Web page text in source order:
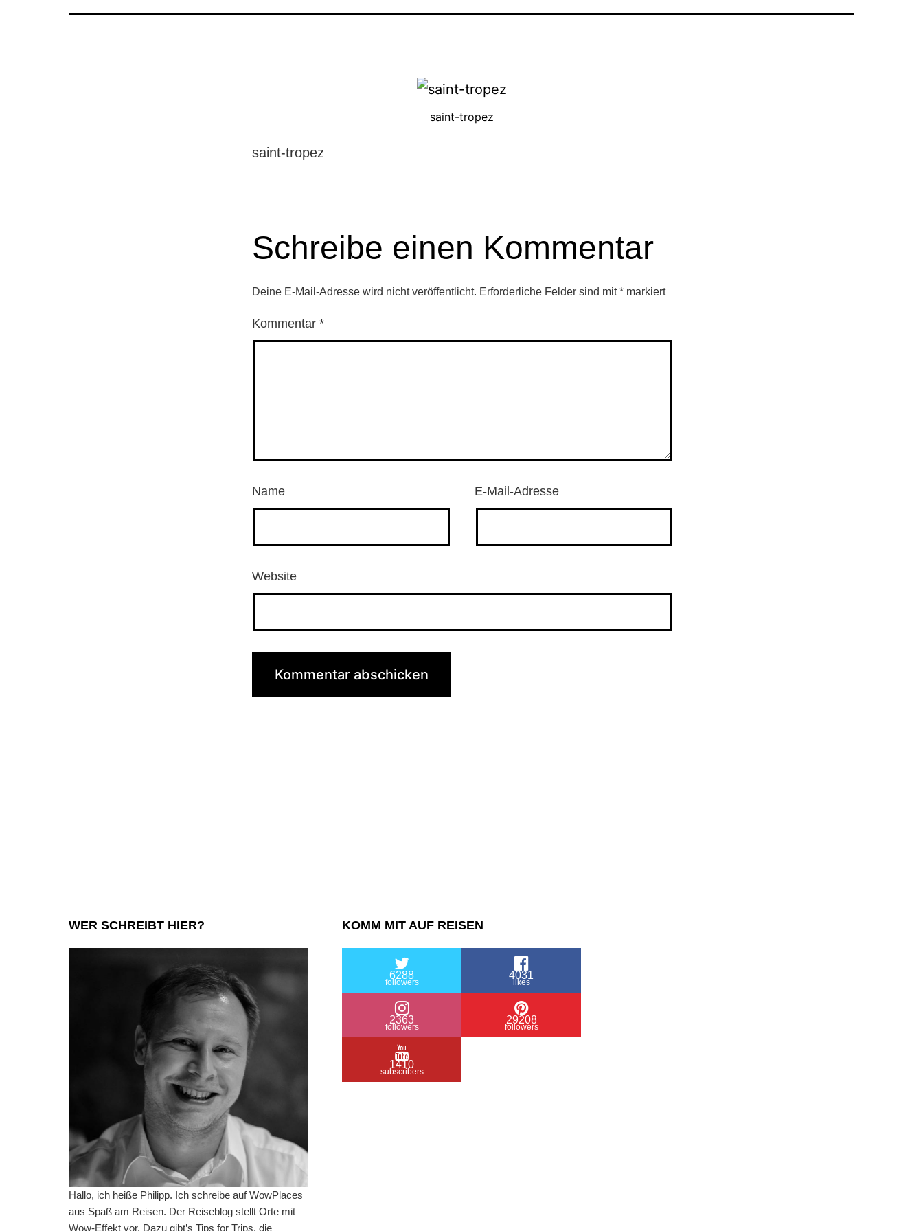
saint-tropez
saint-tropez
Schreibe einen Kommentar
Deine E-Mail-Adresse wird nicht veröffentlicht. Erforderliche Felder sind mit* markiert
Kommentar *
Name E-Mail-Adresse
Website
WER SCHREIBT HIER?
Hallo, ich heiße Philipp. Ich schreibe auf WowPlaces
aus Spaß am Reisen. Der Reiseblog stellt Orte mit
Wow-Effekt vor. Dazu gibt’s Tips for Trips, die
KOMM MIT AUF REISEN
6288
followers
4031
likes
2363
followers
29208
followers
1410
subscribers